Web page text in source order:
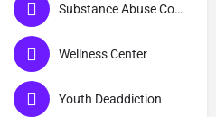
Substance Abuse Counselling
Wellness Center
Youth Deaddiction